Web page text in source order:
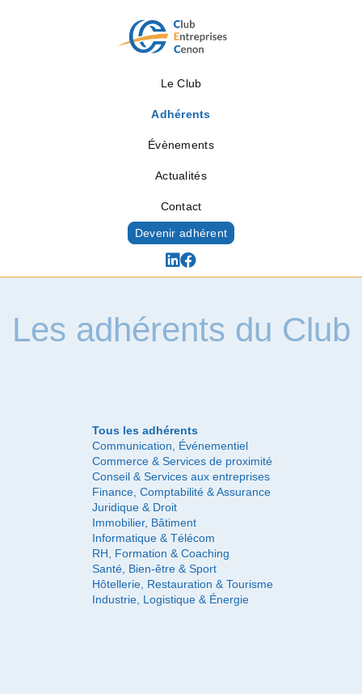
Le Club
Adhérents
Évènements
Actualités
Contact
Devenir adhérent
Les adhérents du Club
Tous les adhérents
Communication, Événementiel
Commerce & Services de proximité
Conseil & Services aux entreprises
Finance, Comptabilité & Assurance
Juridique & Droit
Immobilier, Bâtiment
Informatique & Télécom
RH, Formation & Coaching
Santé, Bien-être & Sport
Hôtellerie, Restauration & Tourisme
Industrie, Logistique & Énergie